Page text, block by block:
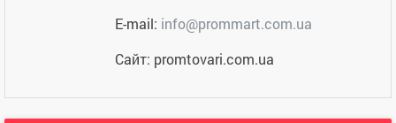
E-mail: info@prommart.com.ua
Сайт: promtovari.com.ua